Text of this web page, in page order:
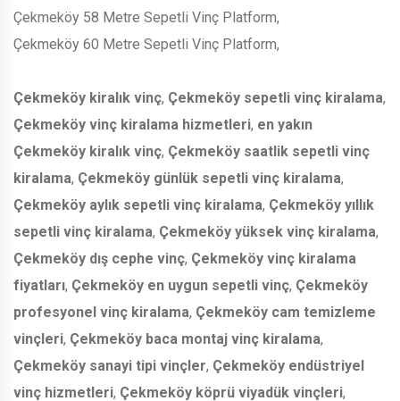
Çekmeköy 58 Metre Sepetli Vinç Platform,
Çekmeköy 60 Metre Sepetli Vinç Platform,
Çekmeköy kiralık vinç, Çekmeköy sepetli vinç kiralama,
Çekmeköy vinç kiralama hizmetleri, en yakın
Çekmeköy kiralık vinç, Çekmeköy saatlik sepetli vinç
kiralama, Çekmeköy günlük sepetli vinç kiralama,
Çekmeköy aylık sepetli vinç kiralama, Çekmeköy yıllık
sepetli vinç kiralama, Çekmeköy yüksek vinç kiralama,
Çekmeköy dış cephe vinç, Çekmeköy vinç kiralama
fiyatları, Çekmeköy en uygun sepetli vinç, Çekmeköy
profesyonel vinç kiralama, Çekmeköy cam temizleme
vinçleri, Çekmeköy baca montaj vinç kiralama,
Çekmeköy sanayi tipi vinçler, Çekmeköy endüstriyel
vinç hizmetleri, Çekmeköy köprü viyadük vinçleri,